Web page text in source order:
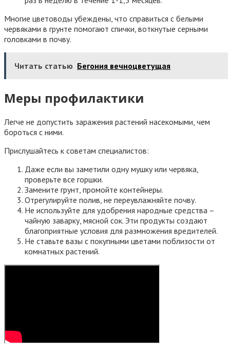
Многие цветоводы убеждены, что справиться с белыми
червяками в грунте помогают спички, воткнутые серными
головками в почву.
Читать статью Бегония вечноцветущая
Меры профилактики
Легче не допустить заражения растений насекомыми, чем
бороться с ними.
Прислушайтесь к советам специалистов:
Даже если вы заметили одну мушку или червяка,
проверьте все горшки.
Замените грунт, промойте контейнеры.
Отрегулируйте полив, не переувлажняйте почву.
Не используйте для удобрения народные средства –
чайную заварку, мясной сок. Эти продукты создают
благоприятные условия для размножения вредителей.
Не ставьте вазы с покупными цветами поблизости от
комнатных растений.